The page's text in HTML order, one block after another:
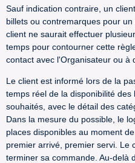
Sauf indication contraire, un
billets ou contremarques pour
client ne saurait effectuer
temps pour contourner cette
contact avec l'Organisateur ou à
Le client est informé lors de la
temps réel de la disponibilité
souhaités, avec le détail des
Dans la mesure du possible, le
places disponibles au moment
premier arrivé, premier servi. Le
terminer sa commande. Au-delà